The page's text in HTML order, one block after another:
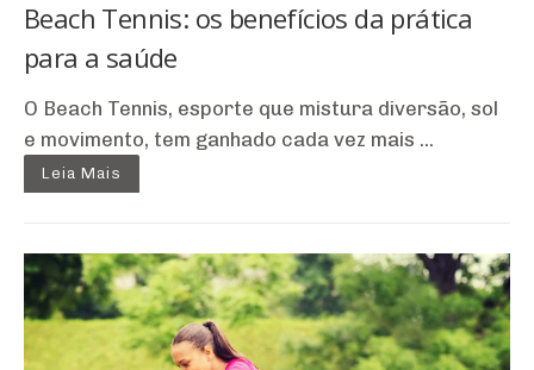
Beach Tennis: os benefícios da prática
para a saúde
O Beach Tennis, esporte que mistura diversão, sol
e movimento, tem ganhado cada vez mais ...
Leia Mais